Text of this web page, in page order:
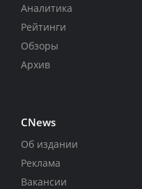
Аналитика
Рейтинги
Обзоры
Архив
CNews
Об издании
Реклама
Вакансии